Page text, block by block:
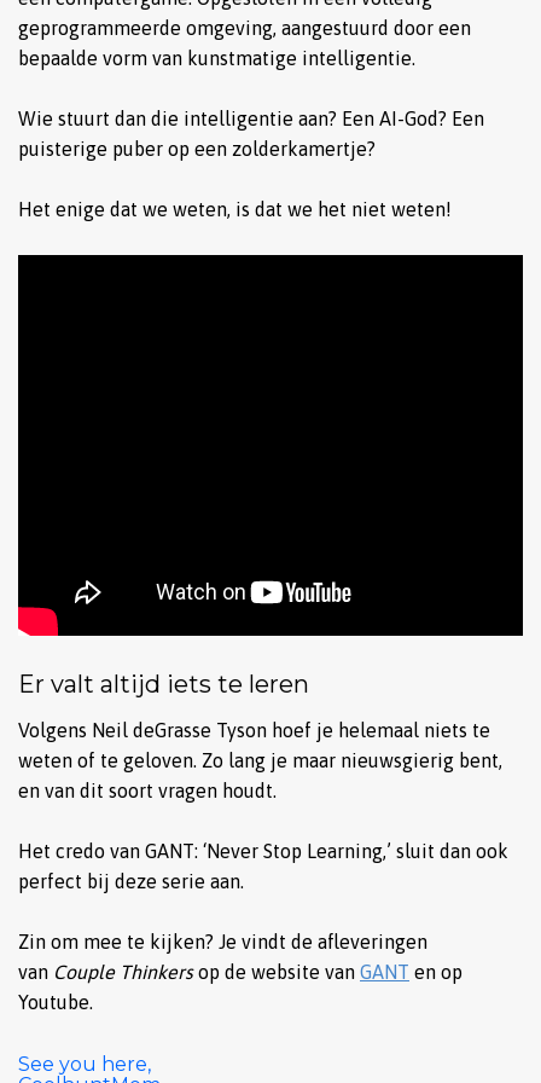
geprogrammeerde omgeving, aangestuurd door een
bepaalde vorm van kunstmatige intelligentie.
Wie stuurt dan die intelligentie aan? Een AI-God? Een
puisterige puber op een zolderkamertje?
Het enige dat we weten, is dat we het niet weten!
Er valt altijd iets te leren
Volgens Neil deGrasse Tyson hoef je helemaal niets te
weten of te geloven. Zo lang je maar nieuwsgierig bent,
en van dit soort vragen houdt.
Het credo van GANT: ‘Never Stop Learning,’ sluit dan ook
perfect bij deze serie aan.
Zin om mee te kijken? Je vindt de afleveringen
van Couple Thinkersop de website van GANT en op
Youtube.
See you here,